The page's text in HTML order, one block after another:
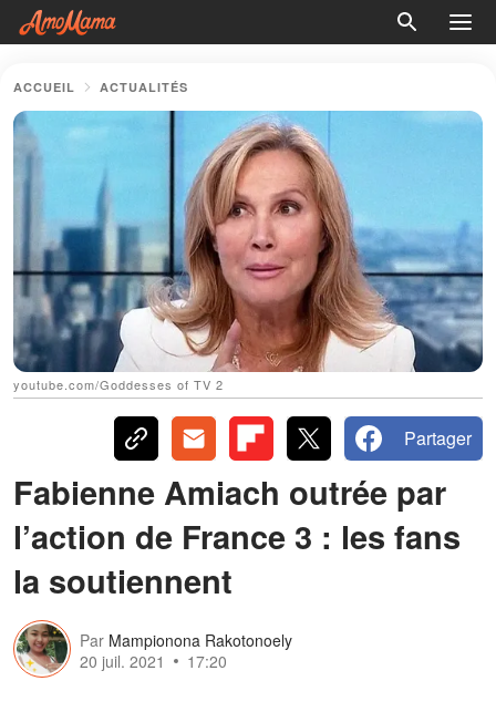
ACCUEIL ACTUALITÉS
youtube.com/Goddesses of TV 2
Partager
Fabienne Amiach outrée par
l’action de France 3 : les fans
la soutiennent
Par Mampionona Rakotonoely
20 juil. 2021
17:20